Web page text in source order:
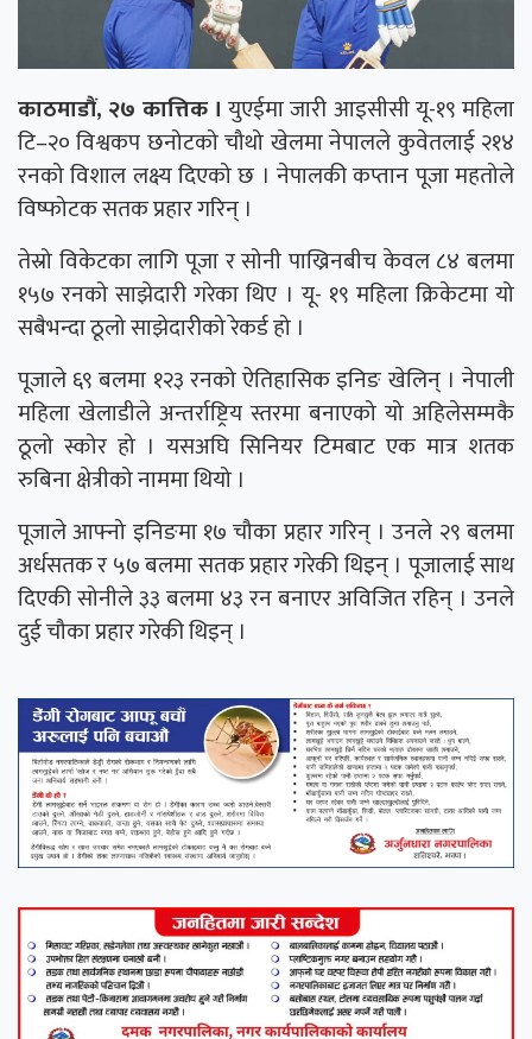
काठमाडौं, २७ कात्तिक । युएईमा जारी आइसीसी यू-१९ महिला
टि–२० विश्वकप छनोटको चौथो खेलमा नेपालले कुवेतलाई २१४
रनको विशाल लक्ष्य दिएको छ । नेपालकी कप्तान पूजा महतोले
विष्फोटक सतक प्रहार गरिन् ।
तेस्रो विकेटका लागि पूजा र सोनी पाख्रिनबीच केवल ८४ बलमा
१५७ रनको साझेदारी गरेका थिए । यू- १९ महिला क्रिकेटमा यो
सबैभन्दा ठूलो साझेदारीको रेकर्ड हो ।
पूजाले ६९ बलमा १२३ रनको ऐतिहासिक इनिङ खेलिन् । नेपाली
महिला खेलाडीले अन्तर्राष्ट्रिय स्तरमा बनाएको यो अहिलेसम्मकै
ठूलो स्कोर हो । यसअघि सिनियर टिमबाट एक मात्र शतक
रुबिना क्षेत्रीको नाममा थियो ।
पूजाले आफ्नो इनिङमा १७ चौका प्रहार गरिन् । उनले २९ बलमा
अर्धसतक र ५७ बलमा सतक प्रहार गरेकी थिइन् । पूजालाई साथ
दिएकी सोनीले ३३ बलमा ४३ रन बनाएर अविजित रहिन् । उनले
दुई चौका प्रहार गरेकी थिइन् ।